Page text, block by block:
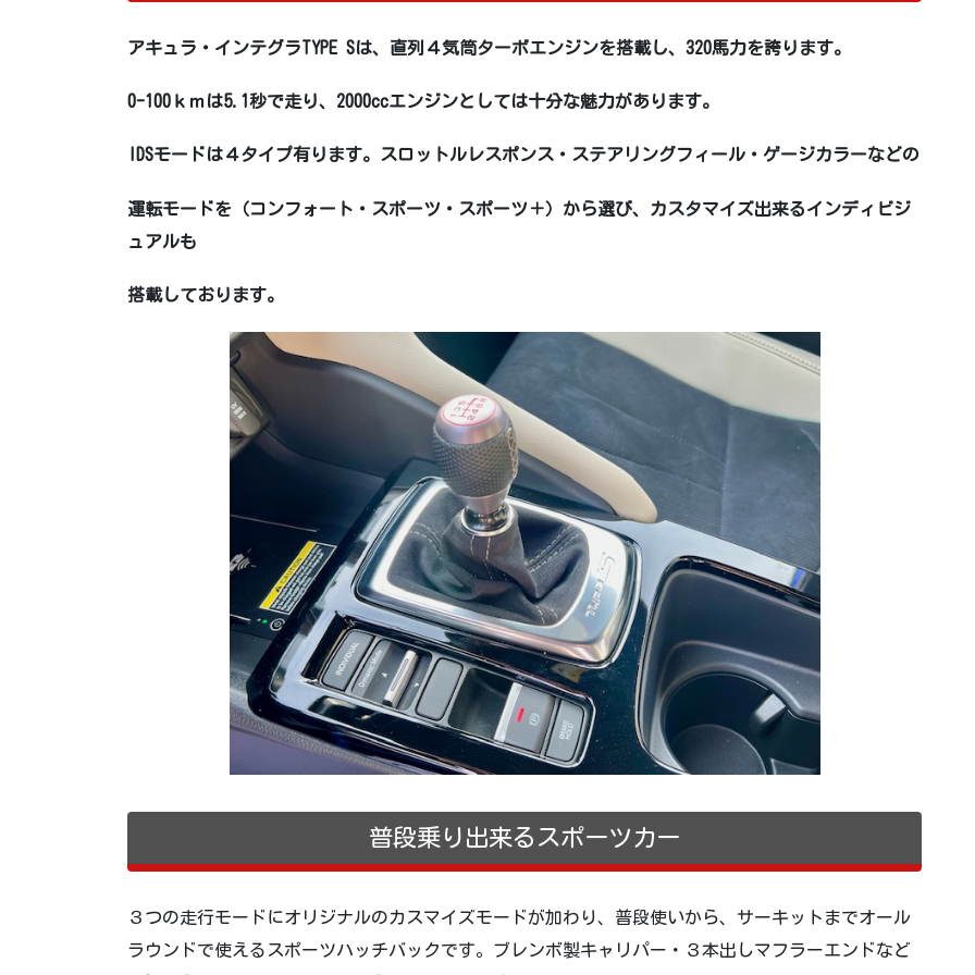
アキュラ・インテグラTYPE Sは、直列４気筒ターボエンジンを搭載し、320馬力を誇ります。
0-100ｋｍは5.1秒で走り、2000ccエンジンとしては十分な魅力があります。
IDSモードは４タイプ有ります。スロットルレスポンス・ステアリングフィール・ゲージカラーなどの
運転モードを（コンフォート・スポーツ・スポーツ＋）から選び、カスタマイズ出来るインディビジ
ュアルも
搭載しております。
普段乗り出来るスポーツカー
３つの走行モードにオリジナルのカスマイズモードが加わり、普段使いから、サーキットまでオール
ラウンドで使えるスポーツハッチバックです。ブレンボ製キャリパー・３本出しマフラーエンドなど